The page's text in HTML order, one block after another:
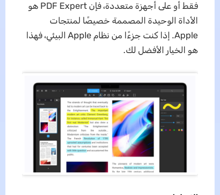
فقط أو على أجهزة متعددة، فإن PDF Expert هو
الأداة الوحيدة المصممة خصيصًا لمنتجات
Apple. إذا كنت جزءًا من نظام Apple البيئي، فهذا
هو الخيار الأفضل لك.